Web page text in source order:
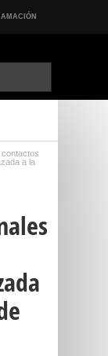
contactos
a la